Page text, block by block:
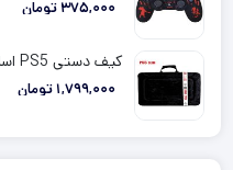
375,000 تومان
کیف دستی PS5 اسلیم نهل مشکی
1,799,000تومان